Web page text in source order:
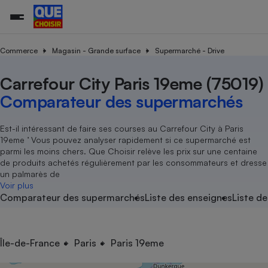
Commerce Magasin - Grande surface Supermarché - Drive
Carrefour City Paris 19eme (75019)
Comparateur des supermarchés
Est-il intéressant de faire ses courses au Carrefour City à Paris
19eme ’ Vous pouvez analyser rapidement si ce supermarché est
parmi les moins chers. Que Choisir relève les prix sur une centaine
de produits achetés régulièrement par les consommateurs et dresse
un palmarès de
Voir plus
Comparateur des supermarchésListe des enseignesListe
Île-de-France Paris Paris 19eme
Additifs
Nutrition
Assurance auto
Magasin - Grande surface
Méthode de vente -
Organismes de défense
Système judiciairegratuit
Déchet
Achat - Vente - Travaux
Location
Sport
électrique
Démarche administrative
Senior
Service marchand
Train
Transport aérien
Toutes les actualités
Enquêtes
Guides d'achat
Conseils
Brèves
Tous les services
Soumettre un litige
Lettres types
Rencontrer une association locale
Tous nos combats
Nos actions
Nos grandes victoires
Les billets de la présidente
Nos associations locales
Nous rejoindre
En savoir plus sur Que Choisir Ensemble
L’association
Nos missions
Notre méthodologie
Notre financement
Nos partenaires
Nous rejoindre